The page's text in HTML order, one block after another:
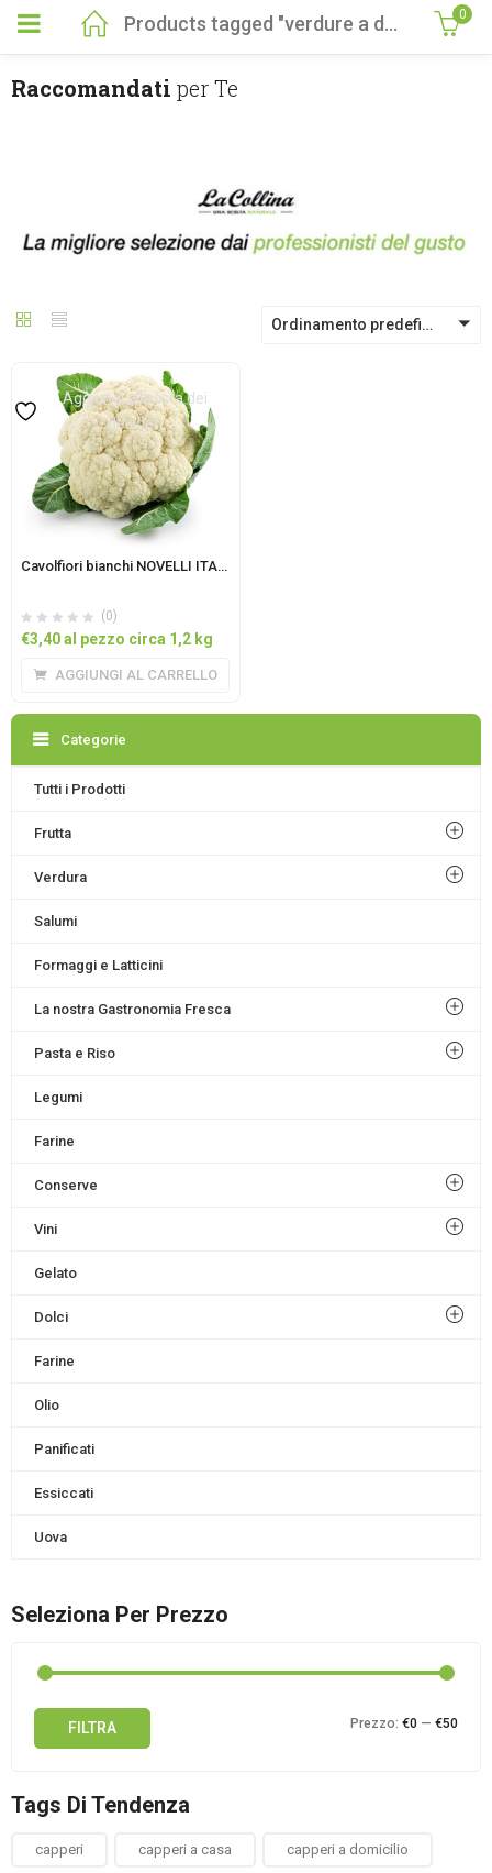
Products tagged "verdure a domicilio verdure fresche a domicilio" 0
Raccomandati per Te
Ordinamento predefinito
Aggiungi alla lista dei
desideri
Cavolfiori bianchi NOVELLI ITALIA circa 1 Kg
(0)
€3,40al pezzo circa 1,2 kg
AGGIUNGI AL CARRELLO
Categorie
Tutti i Prodotti
Frutta
Verdura
Salumi
Formaggi e Latticini
La nostra Gastronomia Fresca
Pasta e Riso
Legumi
Farine
Conserve
Vini
Gelato
Dolci
Farine
Olio
Panificati
Essiccati
Uova
Seleziona Per Prezzo
FILTRA Prezzo: €0 — €50
Tags Di Tendenza
capperi capperi a casa capperi a domicilio